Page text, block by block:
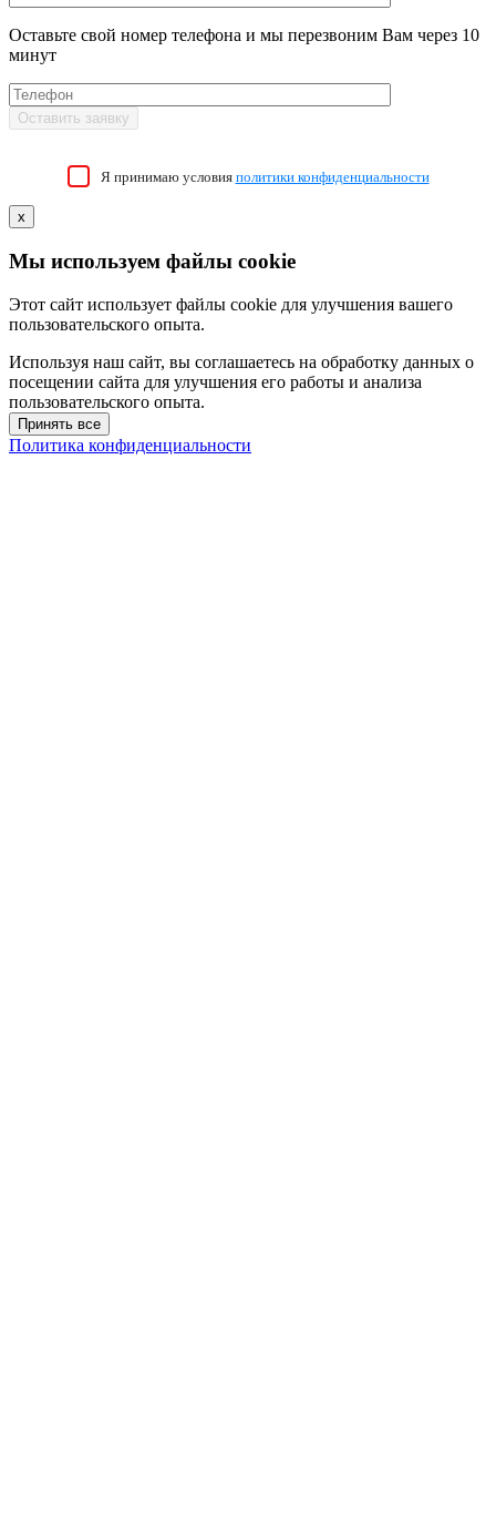
Оставьте свой номер телефона и мы перезвоним Вам через 10
минут
Я принимаю условия политики конфиденциальности
x
Мы используем файлы cookie
Этот сайт использует файлы cookie для улучшения вашего
пользовательского опыта.
Используя наш сайт, вы соглашаетесь на обработку данных о
посещении сайта для улучшения его работы и анализа
пользовательского опыта.
Принять все
Политика конфиденциальности